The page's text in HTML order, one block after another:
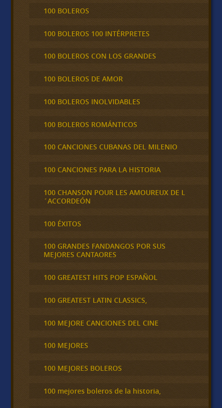
100 BOLEROS
100 BOLEROS 100 INTÉRPRETES
100 BOLEROS CON LOS GRANDES
100 BOLEROS DE AMOR
100 BOLEROS INOLVIDABLES
100 BOLEROS ROMÁNTICOS
100 CANCIONES CUBANAS DEL MILENIO
100 CANCIONES PARA LA HISTORIA
100 CHANSON POUR LES AMOUREUX DE L
´ACCORDEÓN
100 ÉXITOS
100 GRANDES FANDANGOS POR SUS
MEJORES CANTAORES
100 GREATEST HITS POP ESPAÑOL
100 GREATEST LATIN CLASSICS,
100 MEJORE CANCIONES DEL CINE
100 MEJORES
100 MEJORES BOLEROS
100 mejores boleros de la historia,